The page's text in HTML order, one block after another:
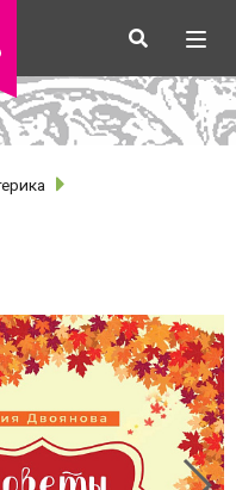
Искать